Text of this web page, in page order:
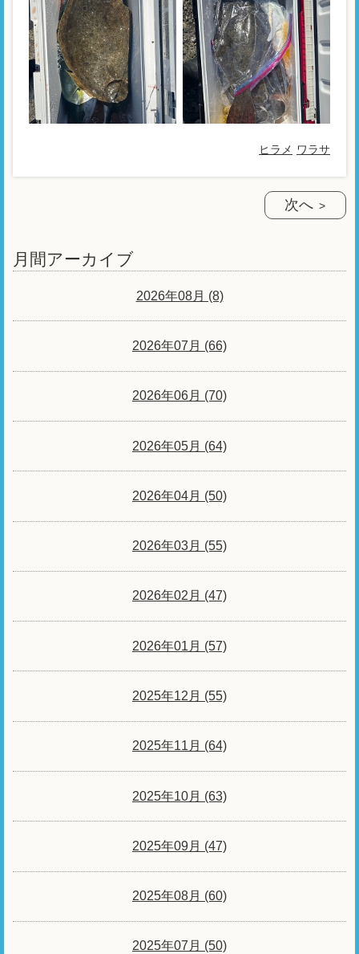
ヒラメ ワラサ
次へ
月間アーカイブ
2026年08月 (8)
2026年07月 (66)
2026年06月 (70)
2026年05月 (64)
2026年04月 (50)
2026年03月 (55)
2026年02月 (47)
2026年01月 (57)
2025年12月 (55)
2025年11月 (64)
2025年10月 (63)
2025年09月 (47)
2025年08月 (60)
2025年07月 (50)